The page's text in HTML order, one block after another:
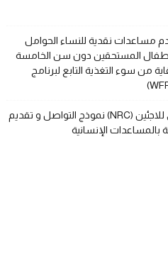
مساعدات نقدية للنساء الحوامل
المستحقين دون سن الخامسة
من سوء التغذية التابع لبرنامج
المجلس النرويجي للاجئين (NRC) نموذج التواصل و تقديم
بالمساعدات الإنسانية